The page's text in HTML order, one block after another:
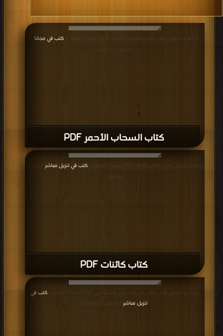
كتاب السحاب الأحمر PDF
قراءة و تحميل كتاب كتاب السحاب الأحمر PDF مجانا | مكتبة > كتب في مجانا
التحميل : مرة/مرات
كتاب كائنات PDF
قراءة و تحميل كتاب كتاب كائنات PDF مجانا | مكتبة > كتب في تنزيل مباشر
: مرة/مرات
قراءة و تحميل كتاب كتاب البداية - رجل المستحيل PDF مجانا | مكتبة >
كتب في
تنزيل مباشر | التحميل : مرة/مرات